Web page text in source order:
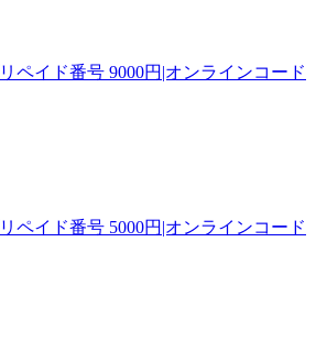
ペイド番号 9000円|オンラインコード
ペイド番号 5000円|オンラインコード